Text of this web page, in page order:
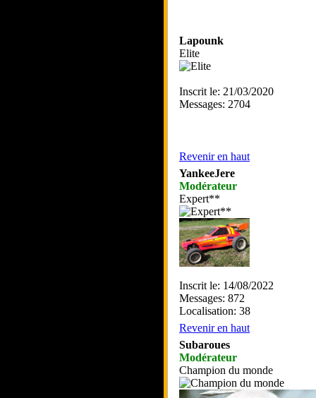
Lapounk
Elite
Inscrit le: 21/03/2020
Messages: 2704
Revenir en haut
YankeeJere
Modérateur
Expert**
Inscrit le: 14/08/2022
Messages: 872
Localisation: 38
Revenir en haut
Subaroues
Modérateur
Champion du monde